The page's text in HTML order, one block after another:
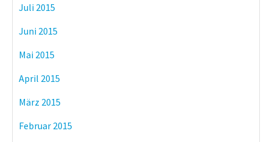
Juli 2015
Juni 2015
Mai 2015
April 2015
März 2015
Februar 2015